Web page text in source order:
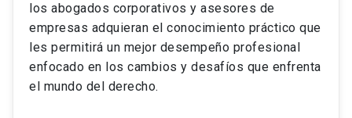
los abogados corporativos y asesores de
empresas adquieran el conocimiento práctico que
les permitirá un mejor desempeño profesional
enfocado en los cambios y desafíos que enfrenta
el mundo del derecho.